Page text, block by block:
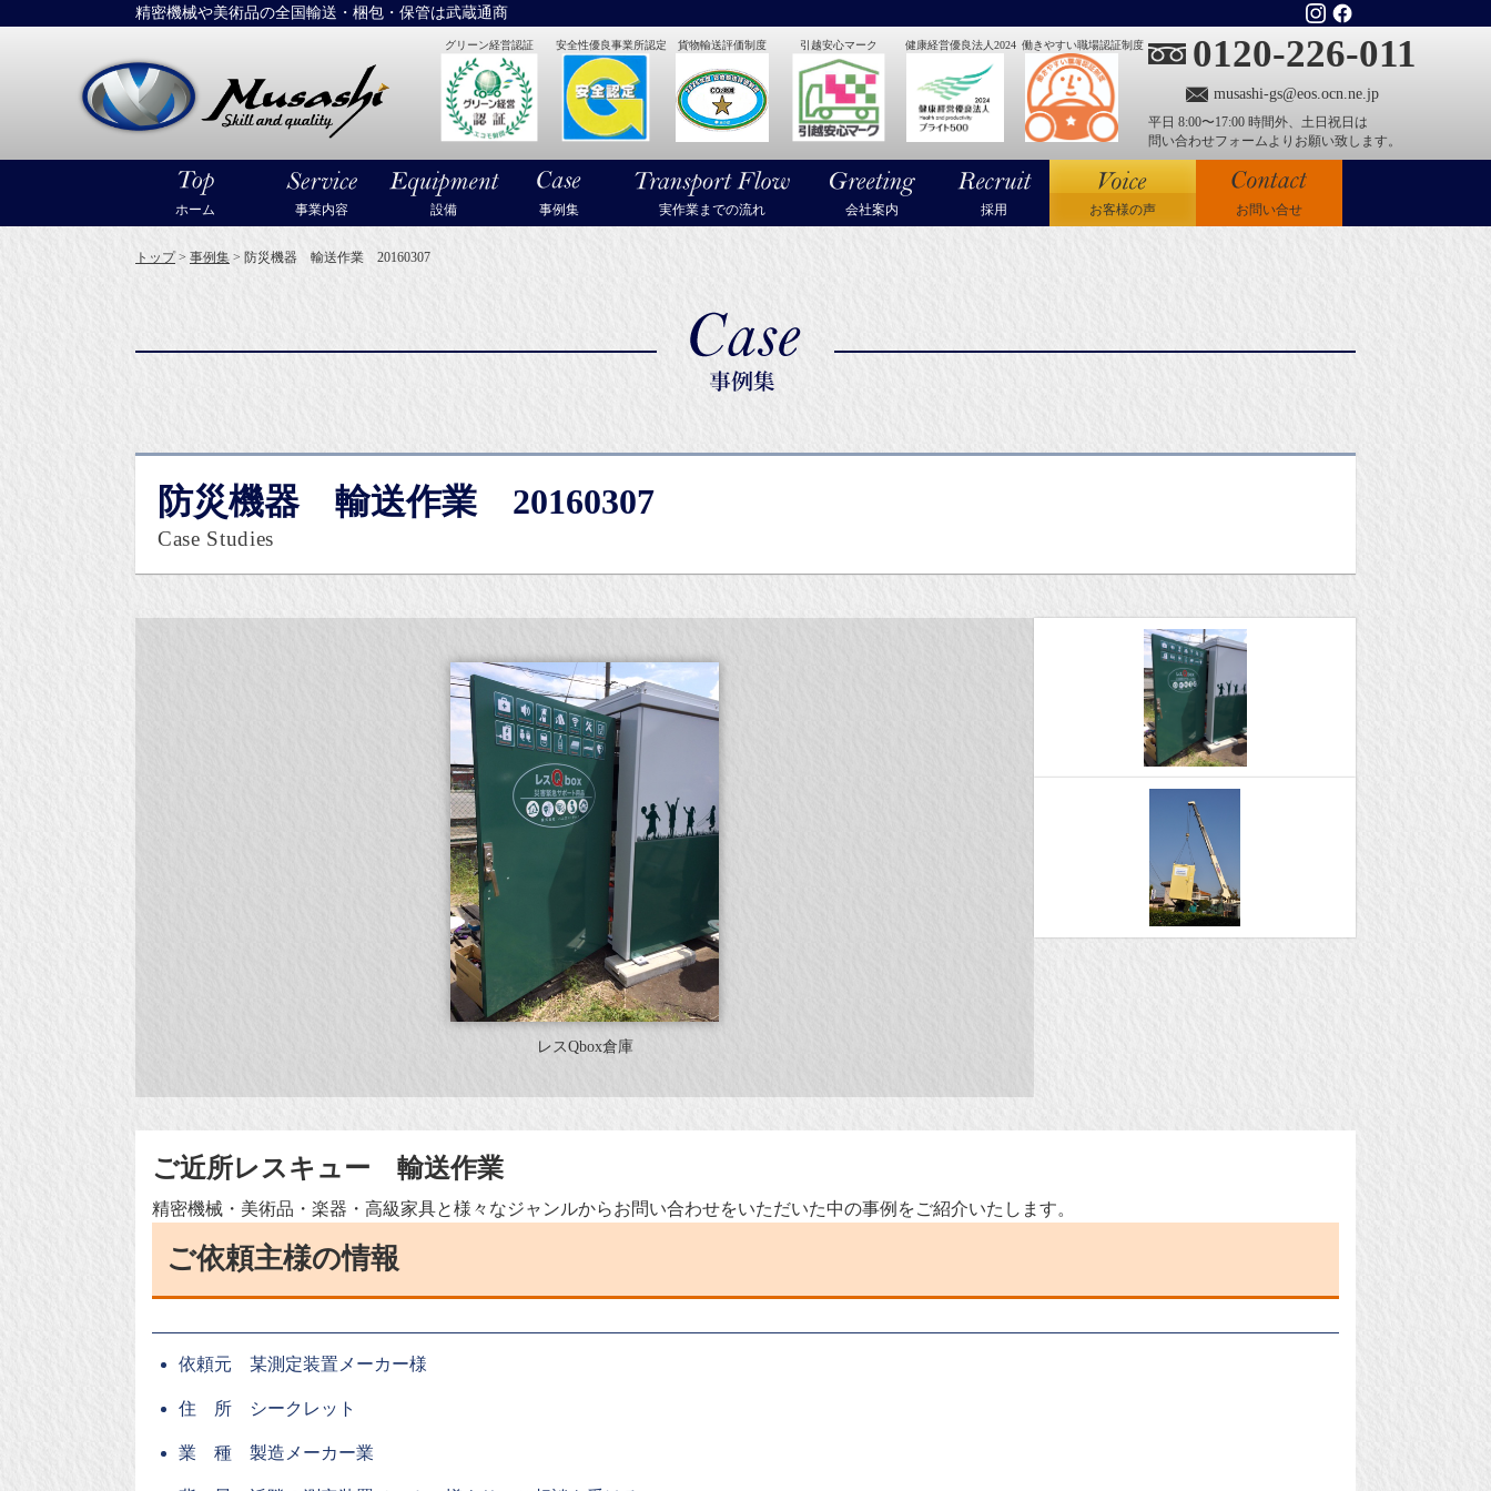
精密機械や美術品の全国輸送・梱包・保管は武蔵通商
大型精密機械・美術品・高級楽器の梱包・輸送なら武蔵通商
グリーン経営認証 安全性優良事業所認定 貨物輸送評価制度 引越安心マーク 健康経営優良法人2024 働きやすい職場認証制度 0120-226-011
musashi-gs@eos.ocn.ne.jp
平日 8:00〜17:00 時間外、土日祝日は
問い合わせフォームよりお願い致します。
ホーム 事業内容 設備 事例集 実作業までの流れ 会社案内 採用 お客様の声 お問い合せ
トップ> 事例集 > 防災機器 輸送作業 20160307
防災機器 輸送作業 20160307
Case Studies
レスQbox倉庫
ご近所レスキュー 輸送作業
精密機械・美術品・楽器・高級家具と様々なジャンルからお問い合わせをいただいた中の事例をご紹介いたします。
ご依頼主様の情報
依頼元 某測定装置メーカー様
住 所 シークレット
業 種 製造メーカー業